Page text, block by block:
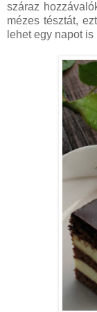
száraz
mézes tésztát,
lehet egy napot